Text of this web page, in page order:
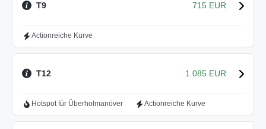
T9 715 EUR
Actionreiche Kurve
T12 1.085 EUR
Hotspot für Überholmanöver Actionreiche Kurve